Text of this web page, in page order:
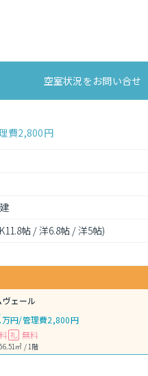
空室状況をお問い合せ
費2,800円
帖 / 洋6.8帖 / 洋5帖)
ヴェール
万円/管理費2,800円
礼 無料
㎡ / 1階